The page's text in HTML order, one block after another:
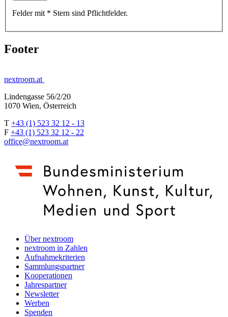
Felder mit * Stern sind Pflichtfelder.
Footer
nextroom.at
Lindengasse 56/2/20
1070 Wien, Österreich
T +43 (1) 523 32 12 - 13
F +43 (1) 523 32 12 - 22
office@nextroom.at
Über nextroom
nextroom in Zahlen
Aufnahmekriterien
Sammlungspartner
Kooperationen
Jahrespartner
Newsletter
Werben
Spenden